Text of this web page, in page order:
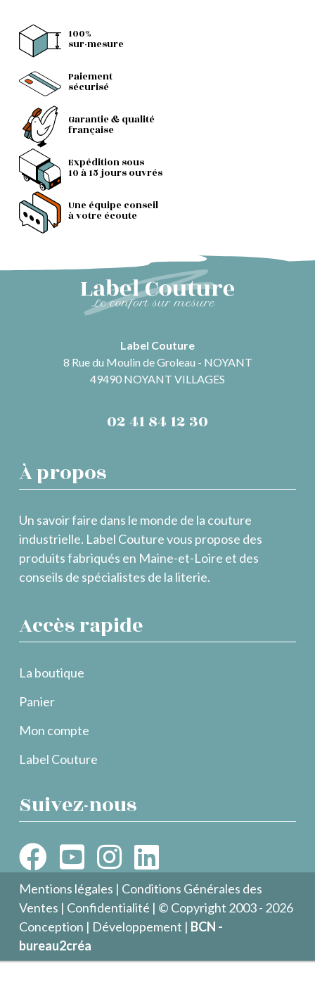
100%
sur-mesure
Paiement
sécurisé
Garantie & qualité
française
Expédition sous
10 à 15 jours ouvrés
Une équipe conseil
à votre écoute
Label Couture
8 Rue du Moulin de Groleau - NOYANT
49490 NOYANT VILLAGES
02 41 84 12 30
À propos
Un savoir faire dans le monde de la couture
industrielle. Label Couture vous propose des
produits fabriqués en Maine-et-Loire et des
conseils de spécialistes de la literie.
Accès rapide
La boutique
Panier
Mon compte
Label Couture
Suivez-nous
Mentions légales | Conditions Générales des
Ventes | Confidentialité | © Copyright 2003 - 2026
Conception | Développement | BCN -
bureau2créa